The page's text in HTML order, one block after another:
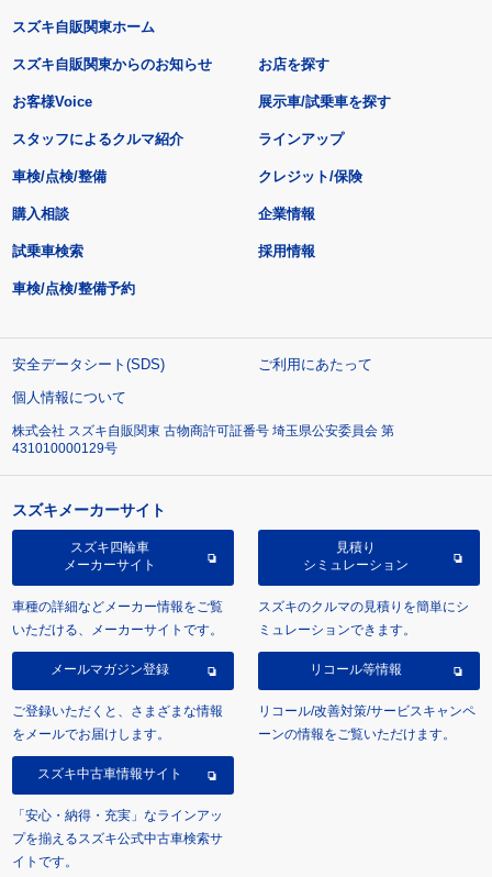
スズキ自販関東ホーム
スズキ自販関東からのお知らせ
お客様Voice
スタッフによるクルマ紹介
お店を探す
展示車/試乗車を探す
ラインアップ
車検/点検/整備 クレジット/保険
購入相談
試乗車検索
車検/点検/整備予約
企業情報
採用情報
安全データシート(SDS)
ご利用にあたって
個人情報について
株式会社 スズキ自販関東 古物商許可証番号 埼玉県公安委員会 第
431010000129号
スズキメーカーサイト
スズキ四輪車
メーカーサイト
車種の詳細などメーカー情報をご覧
いただける、メーカーサイトです。
見積り
シミュレーション
スズキのクルマの見積りを簡単にシ
ミュレーションできます。
メールマガジン登録
ご登録いただくと、さまざまな情報
をメールでお届けします。
リコール等情報
リコール/改善対策/サービスキャンペ
ーンの情報をご覧いただけます。
スズキ中古車情報サイト
「安心・納得・充実」なラインアッ
プを揃えるスズキ公式中古車検索サ
イトです。